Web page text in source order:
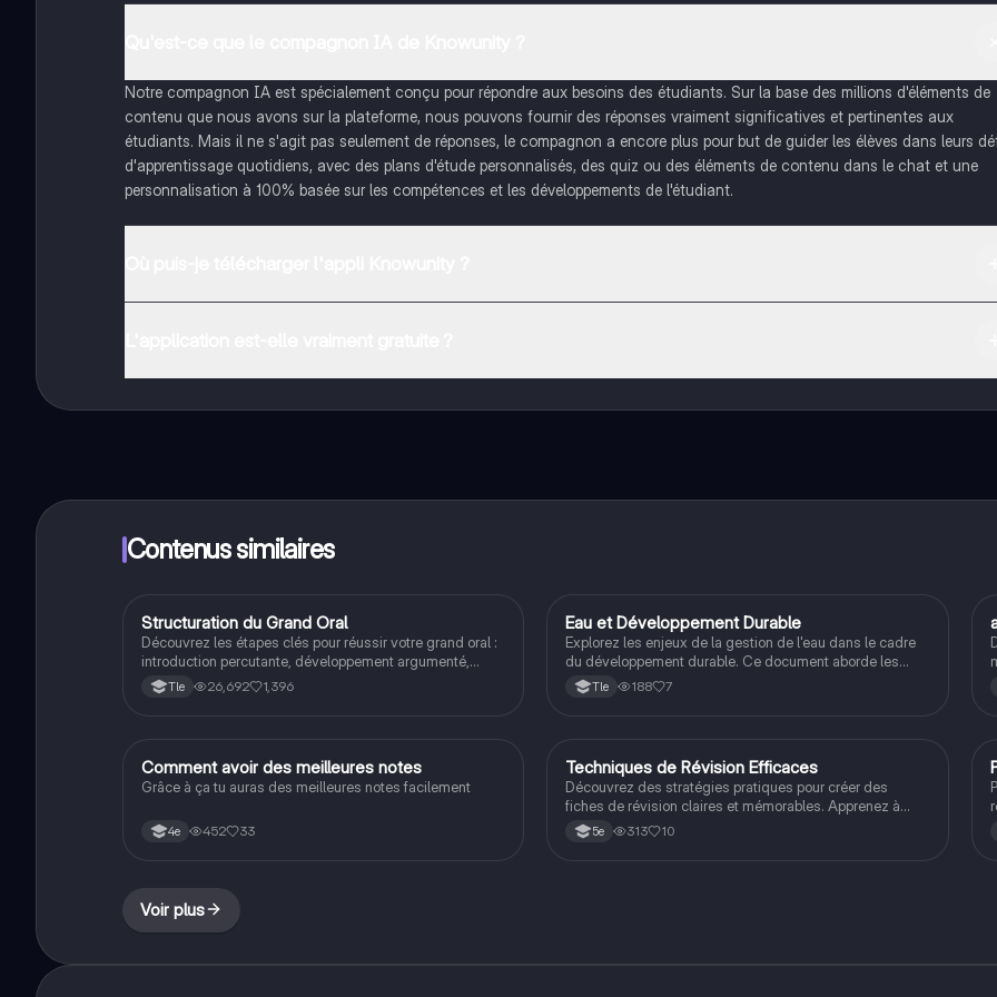
Notre compagnon IA est spécialement conçu pour répondre aux besoins des étudiants. Sur la base des millions d'éléments de
contenu que nous avons sur la plateforme, nous pouvons fournir des réponses vraiment significatives et pertinentes aux
étudiants. Mais il ne s'agit pas seulement de réponses, le compagnon a encore plus pour but de guider les élèves dans leurs
d'apprentissage quotidiens, avec des plans d'étude personnalisés, des quiz ou des éléments de contenu dans le chat et une
personnalisation à 100% basée sur les compétences et les développements de l'étudiant.
plus, nous proposons Knowunity Premium, qui te permet de réviser sans limites!
Contenus similaires
Grand oral
Structuration du Grand Oral
Découvrez les étapes clés pour réussir votre grand oral :
introduction percutante, développement argumenté,
conclusion synthétique et stratégies pour l'échange avec
le jury. Ce guide pratique vous aidera à captiver votre
Tle 26,692 1,396
Filières pro
Eau et Développement Durable
Explorez les enjeux de la gestion de l'eau dans le cadre
du développement durable. Ce document aborde les
traitements de l'eau, sa consommation directe et
indirecte, ainsi que les mesures de préservation
Tle 188 7
Autres
Comment avoir des meilleures notes
Grâce à ça tu auras des meilleures notes facilement
4e 452 33
Méthodo
Techniques de Révision Efficaces
Découvrez des stratégies pratiques pour créer des
fiches de révision claires et mémorables. Apprenez à
utiliser un code couleur, à reformuler avec votre propre
vocabulaire et à éviter le stress avant les contrôles. Ce
5e 313 10
Voir plus